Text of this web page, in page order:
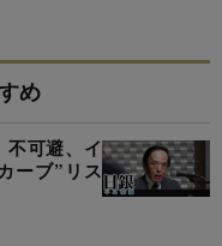
め
不可避、イ
ーブ”リス